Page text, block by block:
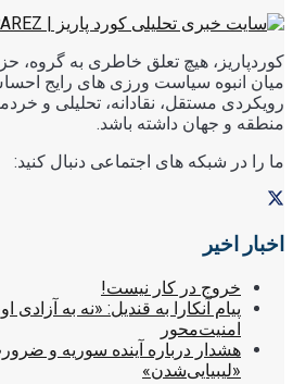
کوردپاریز، هیچ تعلق خاطری به گروه،
میان انبوه سیاست ورزی های رایج
رویکردی مستقل، نقادانه، تحلیلی و
منطقه و جهان داشته باشد.
ما را در شبکه های اجتماعی دنبال کنید:
اخبار اخیر
خروج در کار نیست!
پیام آنکارا به قندیل: «نه به آزادی
امنیت‌محور
هشدار درباره آینده سوریه و
«لیبیایی‌شدن»